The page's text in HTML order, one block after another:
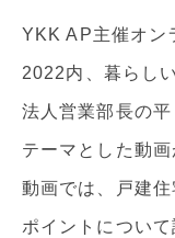
YKK AP主催オン
2022内、暮らし
法人営業部長の
テーマとした動画
動画では、戸建
ポイントについ